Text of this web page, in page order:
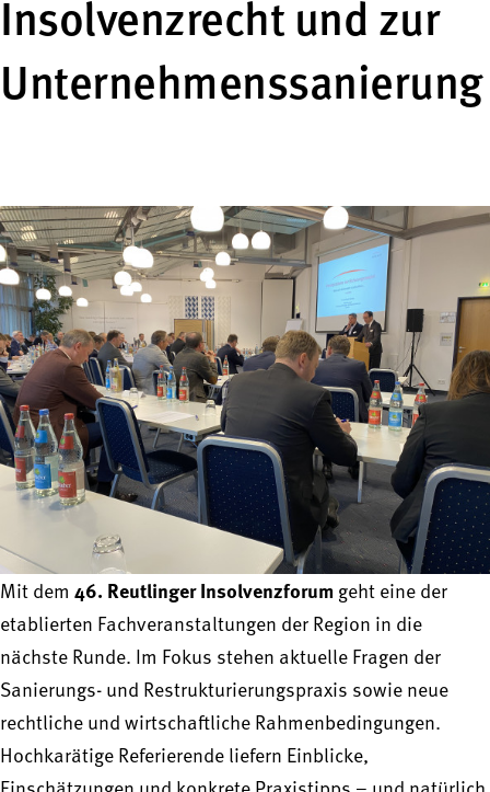
Insolvenzrecht und zur
Unternehmenssanierung
Mit dem 46. Reutlinger Insolvenzforum geht eine der
etablierten Fachveranstaltungen der Region in die
nächste Runde. Im Fokus stehen aktuelle Fragen der
Sanierungs- und Restrukturierungspraxis sowie neue
rechtliche und wirtschaftliche Rahmenbedingungen.
Hochkarätige Referierende liefern Einblicke,